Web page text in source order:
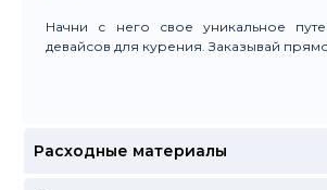
Начни с него свое уникальное
девайсов для курения. Заказывай
Расходные материалы